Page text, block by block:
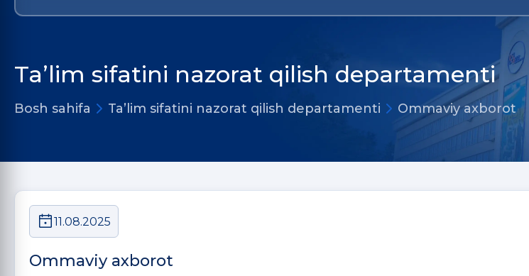
Ta’lim sifatini nazorat qilish departamenti
Bosh sahifa Ta’lim sifatini nazorat qilish departamenti Ommaviy axborot
11.08.2025
Ommaviy axborot